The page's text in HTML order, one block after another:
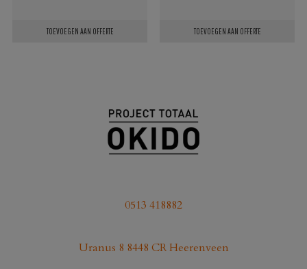
TOEVOEGEN AAN OFFERTE TOEVOEGEN AAN OFFERTE
0513 418882
Uranus 8 8448 CR Heerenveen